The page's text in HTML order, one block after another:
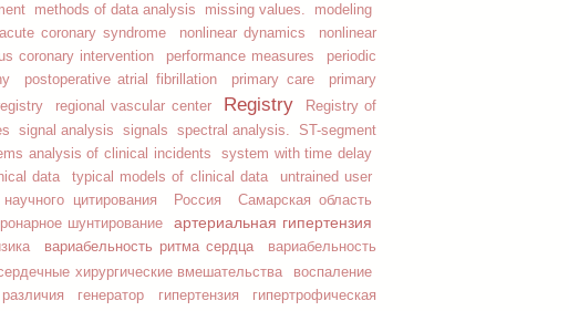
methods of data analysis missing values.
modeling
coronary syndrome nonlinear dynamics
nonlinear
coronary intervention performance measures
periodic
postoperative atrial fibrillation primary care
primary
regional vascular center Registry
Registry of
signal analysis signals spectral analysis.
ST-segment
analysis of clinical incidents
system with time delay
data typical models of clinical data
untrained user
цитирования Россия
Самарская область
шунтирование
артериальная гипертензия
вариабельность ритма сердца
вариабельность
хирургические вмешательства
воспаление
генератор гипертензия
гипертрофическая